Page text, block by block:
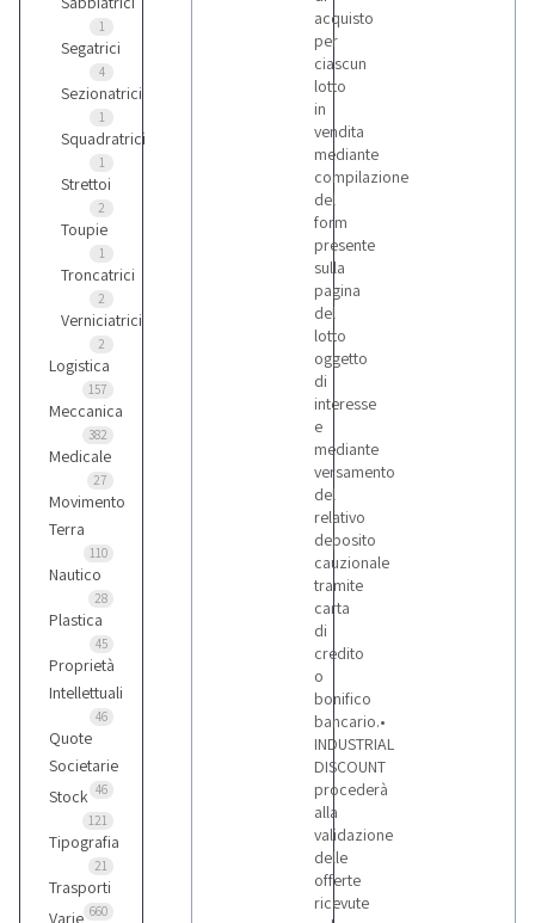
1
Segatrici
4
Sezionatrici
1
Squadratrici
1
Strettoi
2
Toupie
1
Troncatrici
2
Verniciatrici
2
Logistica
157
Meccanica
382
Medicale
27
Movimento
Terra
110
Nautico
28
Plastica
45
Proprietà
Intellettuali
46
Quote
Societarie
46
Stock
121
Tipografia
21
Trasporti
660
Varie
acquisto
per
ciascun
lotto
in
vendita
mediante
compilazione
del
form
presente
sulla
pagina
del
lotto
oggetto
di
interesse
e
mediante
versamento
del
relativo
deposito
cauzionale
tramite
carta
di
credito
o
bonifico
bancario.•
INDUSTRIAL
DISCOUNT
procederà
alla
validazione
delle
offerte
ricevute